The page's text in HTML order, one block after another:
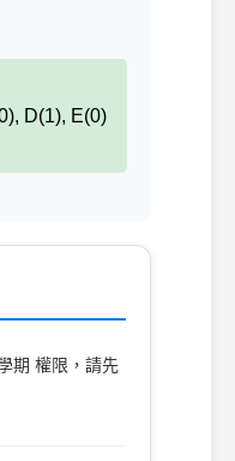
D(1), E(0)
期 權限，請先